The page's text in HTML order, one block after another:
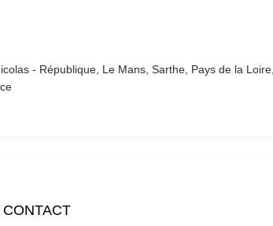
- République, Le Mans, Sarthe, Pays de la